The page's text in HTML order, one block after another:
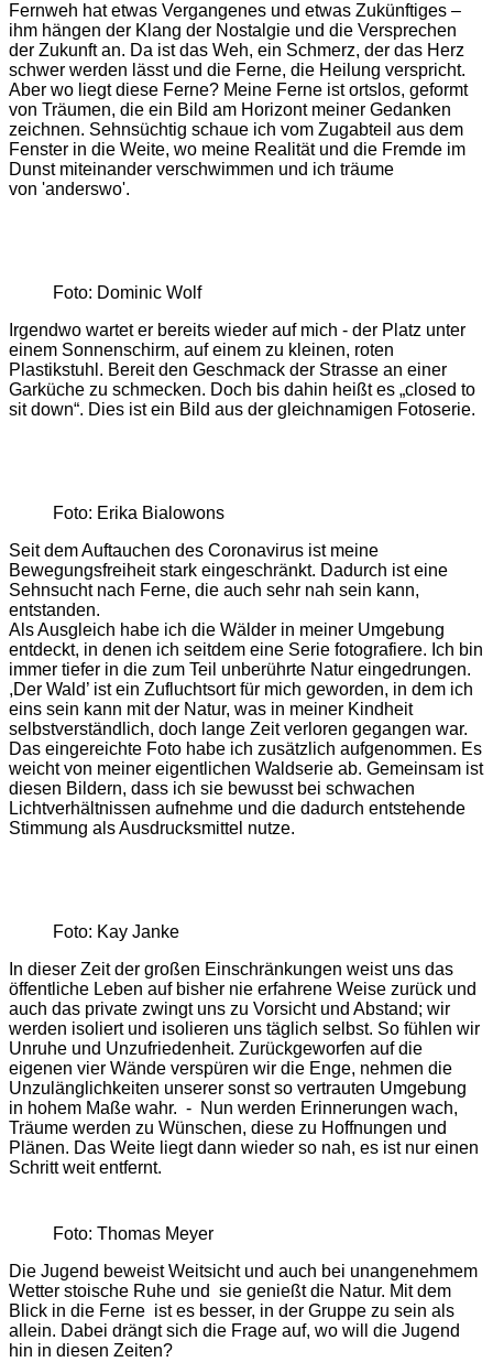
Fernweh hat etwas Vergangenes und etwas Zukünftiges –
ihm hängen der Klang der Nostalgie und die Versprechen
der Zukunft an. Da ist das Weh, ein Schmerz, der das Herz
schwer werden lässt und die Ferne, die Heilung verspricht.
Aber wo liegt diese Ferne? Meine Ferne ist ortslos, geformt
von Träumen, die ein Bild am Horizont meiner Gedanken
zeichnen. Sehnsüchtig schaue ich vom Zugabteil aus dem
Fenster in die Weite, wo meine Realität und die Fremde im
Dunst miteinander verschwimmen und ich träume
von 'anderswo'.
Foto: Dominic Wolf
Irgendwo wartet er bereits wieder auf mich - der Platz unter
einem Sonnenschirm, auf einem zu kleinen, roten
Plastikstuhl. Bereit den Geschmack der Strasse an einer
Garküche zu schmecken. Doch bis dahin heißt es „closed to
sit down“. Dies ist ein Bild aus der gleichnamigen Fotoserie.
Foto: Erika Bialowons
Seit dem Auftauchen des Coronavirus ist meine
Bewegungsfreiheit stark eingeschränkt. Dadurch ist eine
Sehnsucht nach Ferne, die auch sehr nah sein kann,
entstanden.
Als Ausgleich habe ich die Wälder in meiner Umgebung
entdeckt, in denen ich seitdem eine Serie fotografiere. Ich bin
immer tiefer in die zum Teil unberührte Natur eingedrungen.
,Der Wald’ ist ein Zufluchtsort für mich geworden, in dem ich
eins sein kann mit der Natur, was in meiner Kindheit
selbstverständlich, doch lange Zeit verloren gegangen war.
Das eingereichte Foto habe ich zusätzlich aufgenommen. Es
weicht von meiner eigentlichen Waldserie ab. Gemeinsam ist
diesen Bildern, dass ich sie bewusst bei schwachen
Lichtverhältnissen aufnehme und die dadurch entstehende
Stimmung als Ausdrucksmittel nutze.
Foto: Kay Janke
In dieser Zeit der großen Einschränkungen weist uns das
öffentliche Leben auf bisher nie erfahrene Weise zurück und
auch das private zwingt uns zu Vorsicht und Abstand; wir
werden isoliert und isolieren uns täglich selbst. So fühlen wir
Unruhe und Unzufriedenheit. Zurückgeworfen auf die
eigenen vier Wände verspüren wir die Enge, nehmen die
Unzulänglichkeiten unserer sonst so vertrauten Umgebung
in hohem Maße wahr. - Nun werden Erinnerungen wach,
Träume werden zu Wünschen, diese zu Hoffnungen und
Plänen. Das Weite liegt dann wieder so nah, es ist nur einen
Schritt weit entfernt.
Foto: Thomas Meyer
Die Jugend beweist Weitsicht und auch bei unangenehmem
Wetter stoische Ruhe und sie genießt die Natur. Mit dem
Blick in die Ferne ist es besser, in der Gruppe zu sein als
allein. Dabei drängt sich die Frage auf, wo will die Jugend
hin in diesen Zeiten?